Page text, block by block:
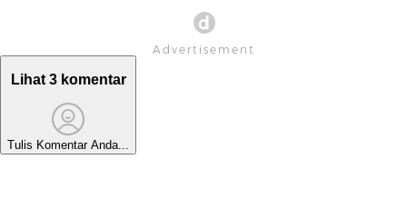
Lihat 3 komentar
Tulis Komentar Anda...